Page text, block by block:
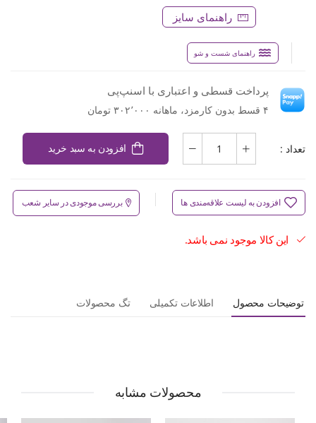
راهنمای سایز
راهنمای شست و شو
پرداخت قسطی و اعتباری با اسنپ‌پی
۴ قسط بدون کارمزد، ماهانه ۳۰۲٬۰۰۰ تومان
تعداد : افزودن به سبد خرید
افزودن به لیست علاقه‌مندی ها بررسی موجودی در سایر شعب
این کالا موجود نمی باشد.
توضیحات محصول اطلاعات تکمیلی تگ محصولات
محصولات مشابه